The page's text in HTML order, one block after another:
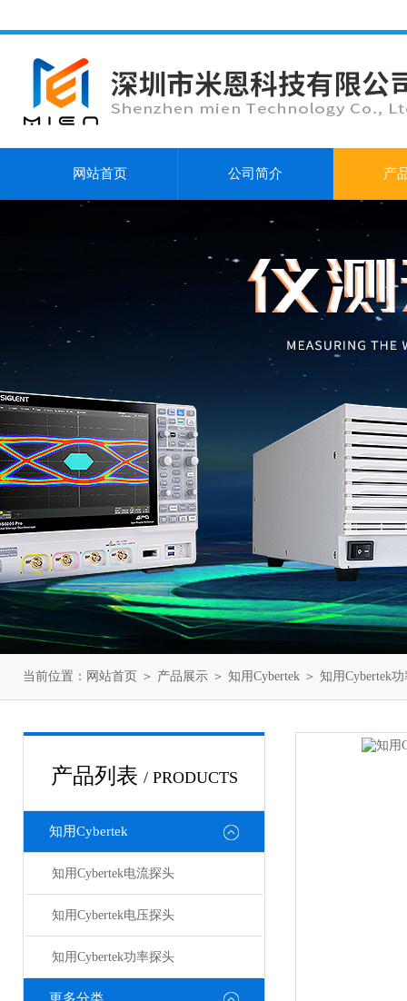
网站首页 公司简介 产
当前位置： 网站首页 ＞ 产品展示 ＞ 知用Cybertek ＞ 知用Cybertek
产品列表 / PRODUCTS
知用Cybertek
知用Cybertek电流探头
知用Cybertek电压探头
知用Cybertek功率探头